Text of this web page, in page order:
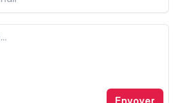
Envoyer